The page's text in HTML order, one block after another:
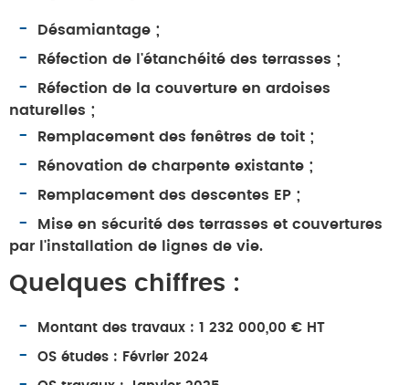
Désamiantage ;
Réfection de l'étanchéité des terrasses ;
Réfection de la couverture en ardoises
naturelles ;
Remplacement des fenêtres de toit ;
Rénovation de charpente existante ;
Remplacement des descentes EP ;
Mise en sécurité des terrasses et couvertures
par l'installation de lignes de vie.
Quelques chiffres :
Montant des travaux : 1 232 000,00 € HT
OS études : Février 2024